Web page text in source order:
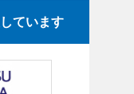
ています